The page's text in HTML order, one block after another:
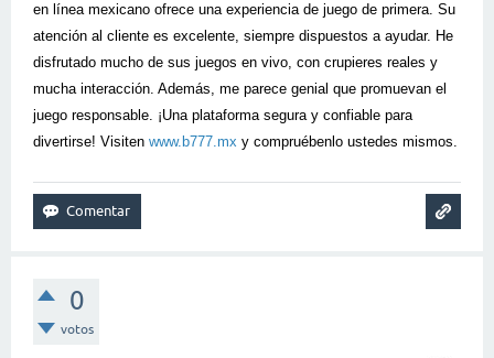
en línea mexicano ofrece una experiencia de juego de primera. Su
atención al cliente es excelente, siempre dispuestos a ayudar. He
disfrutado mucho de sus juegos en vivo, con crupieres reales y
mucha interacción. Además, me parece genial que promuevan el
juego responsable. ¡Una plataforma segura y confiable para
divertirse! Visiten www.b777.mx y compruébenlo ustedes mismos.
0
votos